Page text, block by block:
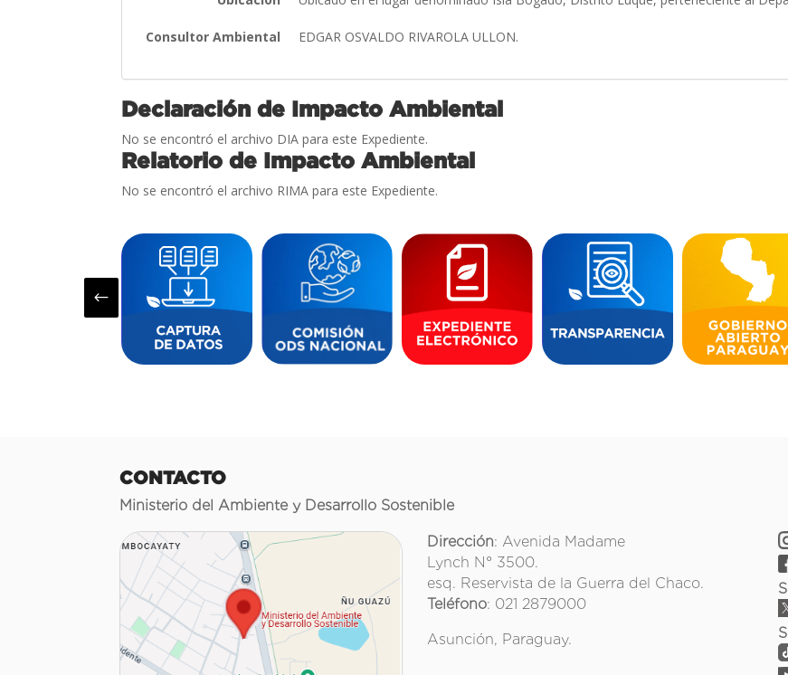
Consultor Ambiental EDGAR OSVALDO RIVAROLA ULLON.
Declaración de Impacto Ambiental
No se encontró el archivo DIA para este Expediente.
Relatorio de Impacto Ambiental
No se encontró el archivo RIMA para este Expediente.
#
CONTACTO
Ministerio del Ambiente y Desarrollo Sostenible
Dirección: Avenida Madame
Lynch N° 3500.
esq. Reservista de la Guerra del Chaco.
Teléfono: 021 2879000
Asunción, Paraguay.